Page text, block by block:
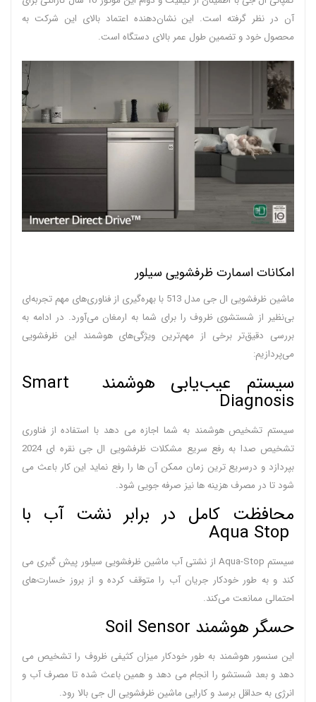
آن در نظر گرفته است. این نشان‌دهنده اعتماد بالای این شرکت به
محصول خود و تضمین طول عمر بالای دستگاه است.
امکانات اسمارت ظرفشویی سیلور
ماشین ظرفشویی ال جی مدل 513 با بهره‌گیری از فناوری‌های مهم تجربه‌ای
بی‌نظیر از شستشوی ظروف را برای شما به ارمغان می‌آورد. در ادامه به
بررسی دقیق‌تر برخی از مهم‌ترین ویژگی‌های هوشمند این ظرفشویی
می‌پردازیم:
سیستم عیب‌یابی هوشمند Smart
Diagnosis
سیستم تشخیص هوشمند به شما اجازه می دهد با استفاده از فناوری
تشخیص صدا به رفع سریع مشکلات ظرفشویی ال جی نقره ای 2024
بپردازد و درسریع ترین زمان ممکن آن ها را رفع نماید این کار باعث می
شود تا در مصرف هزینه ها نیز صرفه جویی شود.
محافظت کامل در برابر نشت آب با
سیستم Aqua-Stop از نشتی آب ماشین ظرفشویی سیلور پیش گیری می
کند و به طور خودکار جریان آب را متوقف کرده و از بروز خسارت‌های
احتمالی ممانعت می‌کند.
حسگر هوشمند Soil Sensor
این سنسور هوشمند به طور خودکار میزان کثیفی ظروف را تشخیص می
دهد و بعد شستشو را انجام می دهد و همین باعث شده تا مصرف آب و
انرژی به حداقل برسد و کارایی ماشین ظرفشویی ال جی بالا رود.